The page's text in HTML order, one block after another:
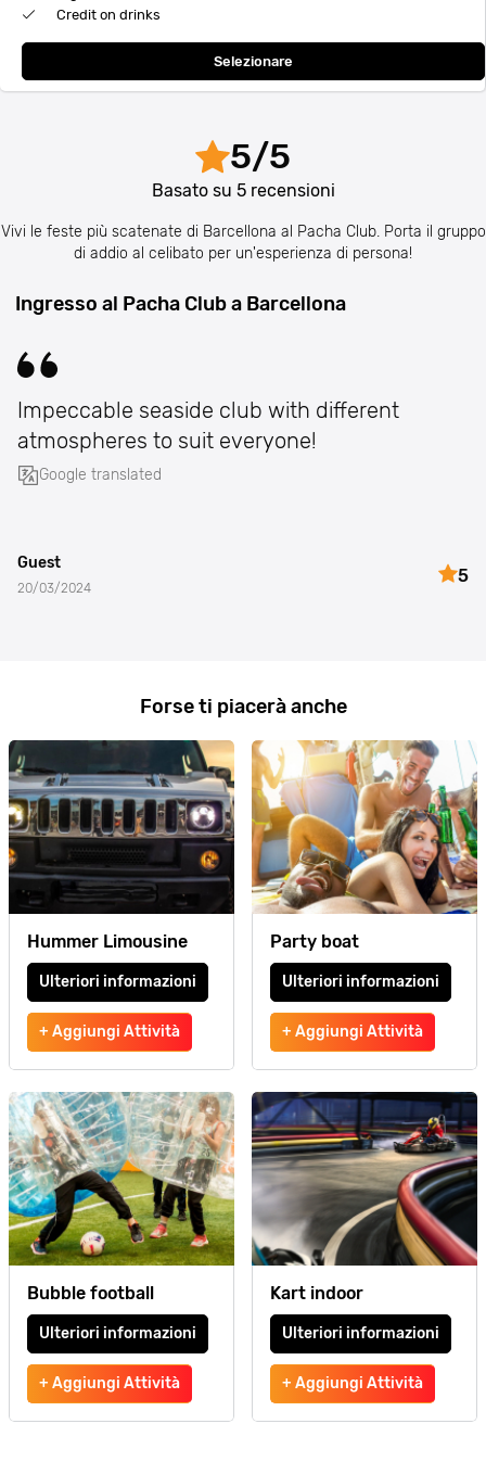
Credit on drinks
Selezionare
5/5
Basato su 5recensioni
Vivi le feste più scatenate di Barcellona al Pacha Club. Porta il gruppo
di addio al celibato per un'esperienza di persona!
Ingresso al Pacha Club a Barcellona
Impeccable seaside club with different
atmospheres to suit everyone!
Google translated
Guest
20/03/2024
5
Forse ti piacerà anche
Hummer Limousine
Ulteriori informazioni
+ Aggiungi Attività
Party boat
Ulteriori informazioni
+ Aggiungi Attività
Bubble football
Ulteriori informazioni
+ Aggiungi Attività
Kart indoor
Ulteriori informazioni
+ Aggiungi Attività